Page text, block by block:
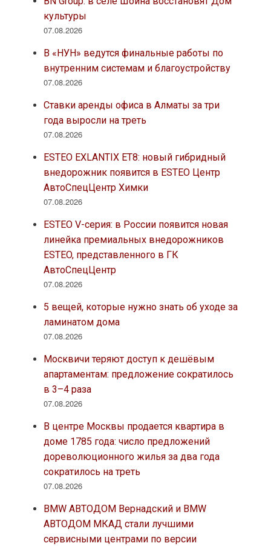
культуры
07.08.2026
В «НУН» ведутся финальные работы по
внутренним системам и благоустройству
07.08.2026
Ставки аренды офиса в Алматы за три
года выросли на треть
07.08.2026
ESTEO EXLANTIX ET8: новый гибридный
внедорожник появится в ESTEO Центр
АвтоСпецЦентр Химки
07.08.2026
ESTEO V-серия: в России появится новая
линейка премиальных внедорожников
ESTEO, представленного в ГК
АвтоСпецЦентр
07.08.2026
5 вещей, которые нужно знать об уходе за
ламинатом дома
07.08.2026
Москвичи теряют доступ к дешёвым
апартаментам: предложение сократилось
в 3–4 раза
07.08.2026
В центре Москвы продается квартира в
доме 1785 года: число предложений
дореволюционного жилья за два года
сократилось на треть
07.08.2026
BMW АВТОДОМ Вернадский и BMW
АВТОДОМ МКАД стали лучшими
сервисными центрами по версии